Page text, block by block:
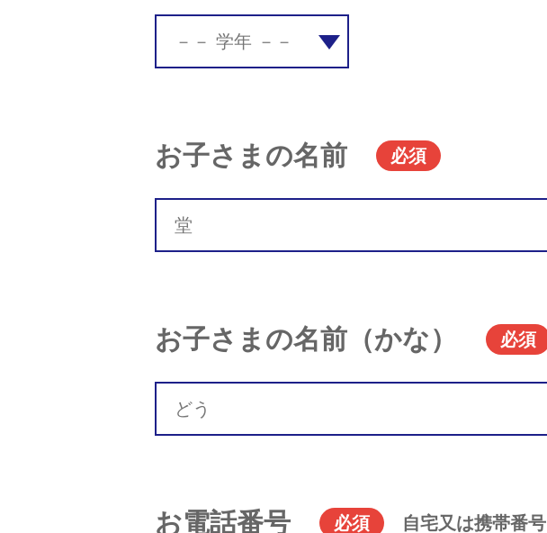
お子さまの名前 必須
お子さまの名前（かな） 必須
お電話番号 必須 自宅又は携帯番号